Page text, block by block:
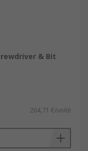
& Bit
264,71 €/unité